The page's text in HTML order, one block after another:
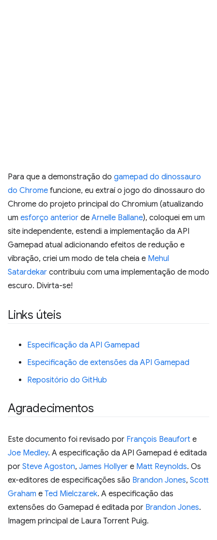
Para que a demonstração do gamepad do dinossauro
do Chrome funcione, eu extraí o jogo do dinossauro do
Chrome do projeto principal do Chromium (atualizando
um esforço anterior de Arnelle Ballane), coloquei em um
site independente, estendi a implementação da API
Gamepad atual adicionando efeitos de redução e
vibração, criei um modo de tela cheia e Mehul
Satardekar contribuiu com uma implementação de modo
escuro. Divirta-se!
Links úteis
Especificação da API Gamepad
Especificação de extensões da API Gamepad
Repositório do GitHub
Agradecimentos
Este documento foi revisado por François Beaufort e
Joe Medley. A especificação da API Gamepad é editada
por Steve Agoston, James Hollyer e Matt Reynolds. Os
ex-editores de especificações são Brandon Jones, Scott
Graham e Ted Mielczarek. A especificação das
extensões do Gamepad é editada por Brandon Jones.
Imagem principal de Laura Torrent Puig.